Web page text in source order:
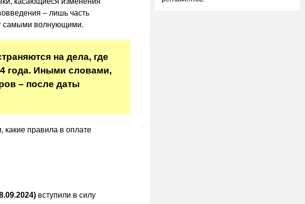
– лишь часть
самыми волнующими.
на дела, где
года. Иными словами,
– после даты
правила в оплате
вступили в силу